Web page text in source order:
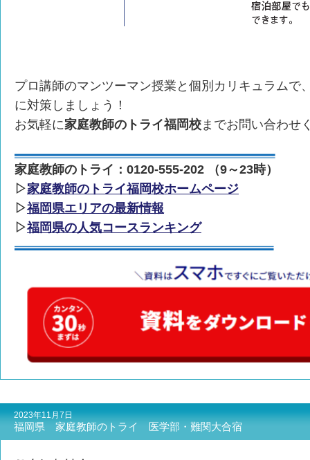
プロ講師のマンツーマン授業と個別カリキュラムで
に対策しましょう！
お気軽に家庭教師のトライ福岡校までお問い合わせ
家庭教師のトライ：0120-555-202 （9～23時）
▷家庭教師のトライ福岡校ホームページ
▷福岡県エリアの最新情報
▷福岡県の人気コースランキング
2023年11月7日
福岡県 家庭教師のトライ 医学部・難関大合宿